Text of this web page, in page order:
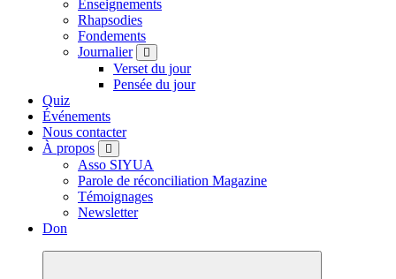
Enseignements
Rhapsodies
Fondements
Journalier
Verset du jour
Pensée du jour
Quiz
Événements
Nous contacter
À propos
Asso SIYUA
Parole de réconciliation Magazine
Témoignages
Newsletter
Don